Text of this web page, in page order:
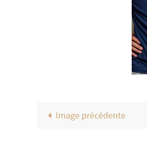
Image précédente